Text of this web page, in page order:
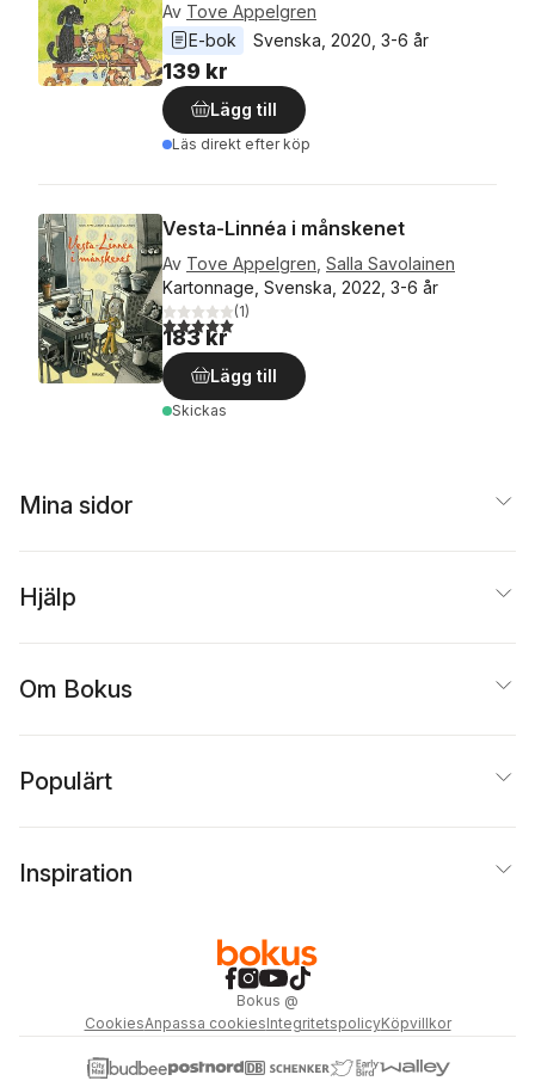
Av Tove Appelgren
E-bok
Svenska 2020 3-6 år
139 kr
Lägg till
Läs direkt efter köp
Vesta-Linnéa i månskenet
Av Tove Appelgren Salla Savolainen
Kartonnage, Svenska, 2022, 3-6 år
5,0utav 5 stjärnor. Totalt antal röster:
(1)
183 kr
Lägg till
Skickas
Mina sidor
Hjälp
Om Bokus
Populärt
Inspiration
Bokus @
CookiesAnpassa cookiesIntegritetspolicyKöpvillkor